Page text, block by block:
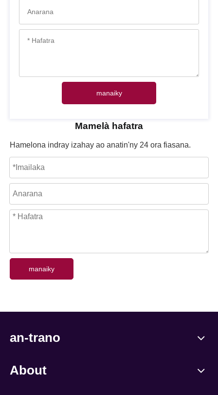
manaiky
Mamelà hafatra
Hamelona indray izahay ao anatin'ny 24 ora fiasana.
manaiky
an-trano
About